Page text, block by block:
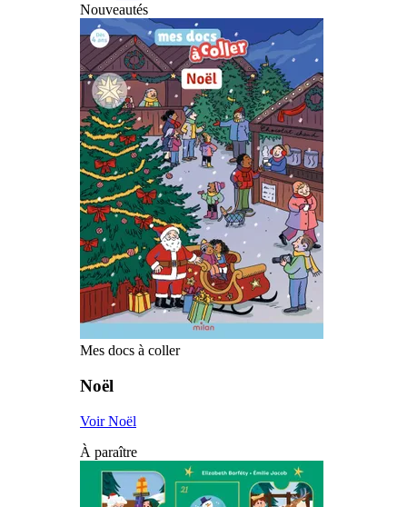
Nouveautés
Mes docs à coller
Noël
Voir Noël
À paraître